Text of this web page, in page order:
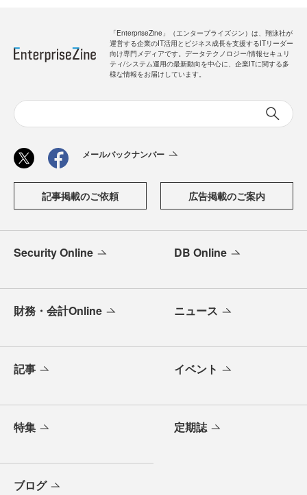
「EnterpriseZine」（エンタープライズジン）は、翔泳社が
運営する企業のIT活用とビジネス成長を支援するITリーダー
向け専門メディアです。データテクノロジー/情報セキュリ
ティ/システム運用の最新動向を中心に、企業ITに関する多
様な情報をお届けしています。
メールバックナンバー
記事掲載のご依頼 広告掲載のご案内
Security Online DB Online
財務・会計Online ニュース
記事 イベント
特集 定期誌
ブログ